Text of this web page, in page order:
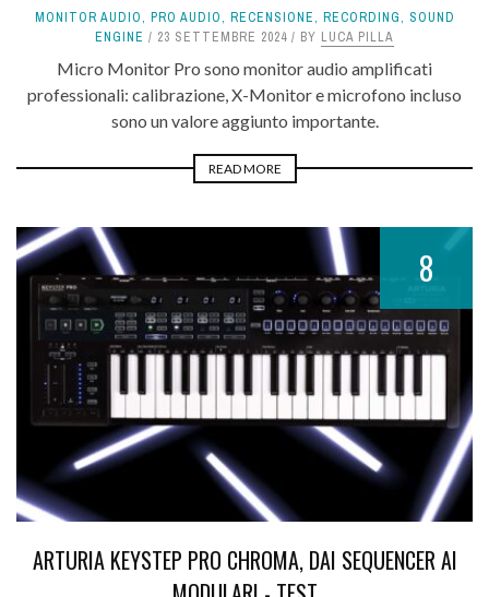
MONITOR AUDIO, PRO AUDIO, RECENSIONE, RECORDING, SOUND
ENGINE
23 SETTEMBRE 2024 BY LUCA PILLA
Micro Monitor Pro sono monitor audio amplificati
professionali: calibrazione, X-Monitor e microfono incluso
sono un valore aggiunto importante.
READ MORE
8
ARTURIA KEYSTEP PRO CHROMA, DAI SEQUENCER AI